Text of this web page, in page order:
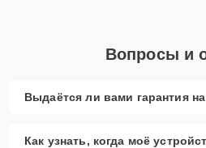
Вопросы и
Выдаётся ли вами гарантия
Как узнать, когда моё